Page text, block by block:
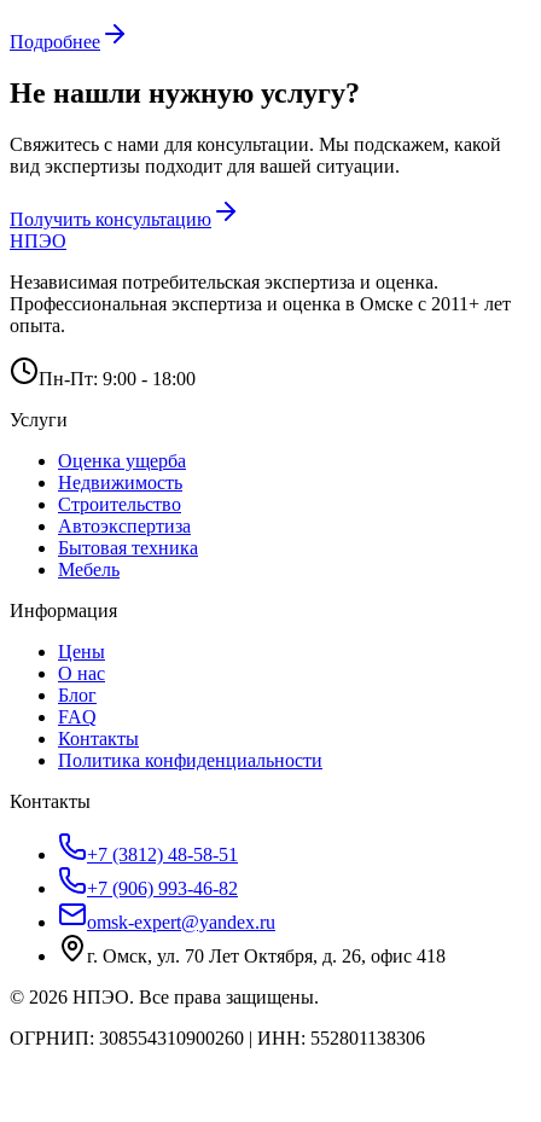
Подробнее
Не нашли нужную услугу?
Свяжитесь с нами для консультации. Мы подскажем, какой
вид экспертизы подходит для вашей ситуации.
Получить консультацию
НПЭО
Независимая потребительская экспертиза и оценка.
Профессиональная экспертиза и оценка в Омске с 2011+ лет
опыта.
Пн-Пт: 9:00 - 18:00
Услуги
Оценка ущерба
Недвижимость
Строительство
Автоэкспертиза
Бытовая техника
Мебель
Информация
Цены
О нас
Блог
FAQ
Контакты
Политика конфиденциальности
Контакты
+7 (3812) 48-58-51
+7 (906) 993-46-82
omsk-expert@yandex.ru
г. Омск, ул. 70 Лет Октября, д. 26, офис 418
© 2026 НПЭО. Все права защищены.
ОГРНИП: 308554310900260 | ИНН: 552801138306